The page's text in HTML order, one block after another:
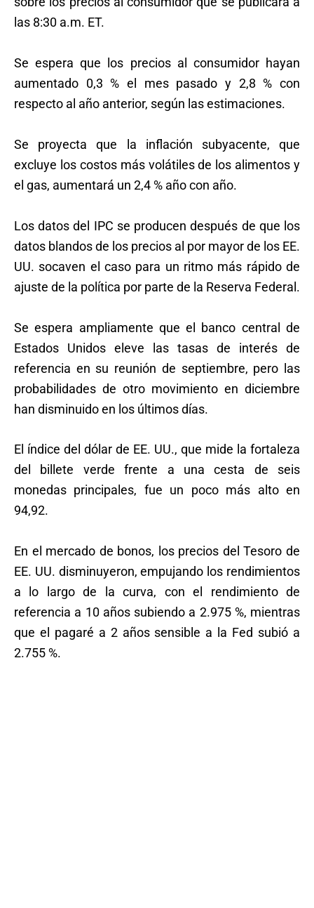
las 8:30 a.m. ET.
Se espera que los precios al consumidor hayan
aumentado 0,3 % el mes pasado y 2,8 % con
respecto al año anterior, según las estimaciones.
Se proyecta que la inflación subyacente, que
excluye los costos más volátiles de los alimentos y
el gas, aumentará un 2,4 % año con año.
Los datos del IPC se producen después de que los
datos blandos de los precios al por mayor de los EE.
UU. socaven el caso para un ritmo más rápido de
ajuste de la política por parte de la Reserva Federal.
Se espera ampliamente que el banco central de
Estados Unidos eleve las tasas de interés de
referencia en su reunión de septiembre, pero las
probabilidades de otro movimiento en diciembre
han disminuido en los últimos días.
El índice del dólar de EE. UU., que mide la fortaleza
del billete verde frente a una cesta de seis
monedas principales, fue un poco más alto en
94,92.
En el mercado de bonos, los precios del Tesoro de
EE. UU. disminuyeron, empujando los rendimientos
a lo largo de la curva, con el rendimiento de
referencia a 10 años subiendo a 2.975 %, mientras
que el pagaré a 2 años sensible a la Fed subió a
2.755 %.